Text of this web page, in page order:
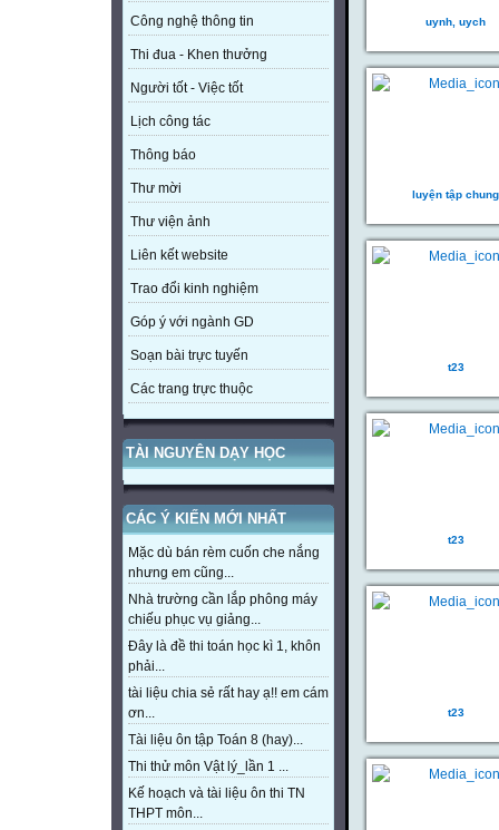
Công nghệ thông tin
Thi đua - Khen thưởng
Người tốt - Việc tốt
Lịch công tác
Thông báo
Thư mời
Thư viện ảnh
Liên kết website
Trao đổi kinh nghiệm
Góp ý với ngành GD
Soạn bài trực tuyến
Các trang trực thuộc
TÀI NGUYÊN DẠY HỌC
CÁC Ý KIẾN MỚI NHẤT
Mặc dù bán rèm cuốn che nắng
nhưng em cũng...
Nhà trường cần lắp phông máy
chiếu phục vụ giảng...
Đây là đề thi toán học kì 1, khôn
phải...
tài liệu chia sẻ rất hay ạ!! em cám
ơn...
Tài liệu ôn tập Toán 8 (hay)...
Thi thử môn Vật lý_lần 1 ...
Kế hoạch và tài liệu ôn thi TN
THPT môn...
uynh, uych
luyện tập chung
t23
t23
t23